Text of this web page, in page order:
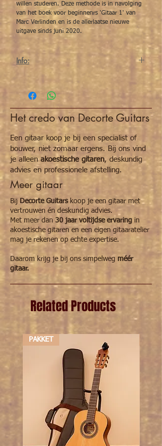
willen studeren. Deze methode is in navolging
van het boek voor beginnenrs 'Gitaar 1' van
Marc Verlinden en is de allerlaatse nieuwe
uitgave sinds juni 2020.
Info:
Gitaar 2 Gaandeweg
meer vaardigheden
Auteur: Marc N. Verlinden
Taal: Nederlands
Uitgave: 2020, 4de druk
Beperkte
oplage:
Foto's: zwart-wit
zacht
Afmetingen: 30,5 cm X 23 cm
Aantal
pagina's:
apart youtube kanaal
Het credo van Decorte Guitars
Een gitaar koop je bij een specialist of
bouwer, niet zomaar ergens. Bij ons vind
je alleenakoestische gitaren, deskundig
advies en professionele afstelling.
Meer gitaar
Bij Decorte Guitarskoop je een gitaar met
vertrouwen én deskundig advies.
Met meer dan 30 jaar voltijdse ervaring in
akoestische gitaren en een eigen gitaaratelier
mag je rekenen op echte expertise.
Daarom krijg je bij ons simpelweg méér
gitaar.
Related Products
PAKKET